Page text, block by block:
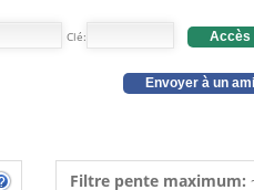
Clé: Accès
Envoyer à un ami
Filtre pente maximum: